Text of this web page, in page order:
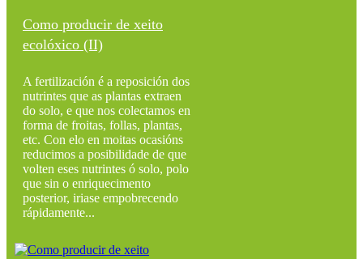
Como producir de xeito
ecolóxico (II)
A fertilización é a reposición dos
nutrintes que as plantas extraen
do solo, e que nos colectamos en
forma de froitas, follas, plantas,
etc. Con elo en moitas ocasións
reducimos a posibilidade de que
volten eses nutrintes ó solo, polo
que sin o enriquecimento
posterior, iriase empobrecendo
rápidamente...